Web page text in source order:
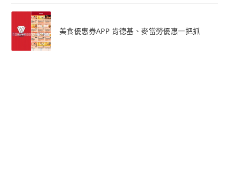
美食優惠券APP 肯德基、麥當勞優惠一把抓